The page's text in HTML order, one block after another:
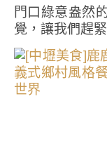
門口綠意盎然
覺，讓我們趕